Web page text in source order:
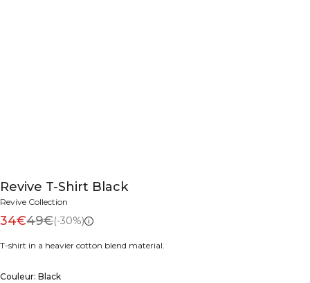
Revive T-Shirt Black
Revive Collection
34€49€(-30%)
T-shirt in a heavier cotton blend material.
Couleur: Black